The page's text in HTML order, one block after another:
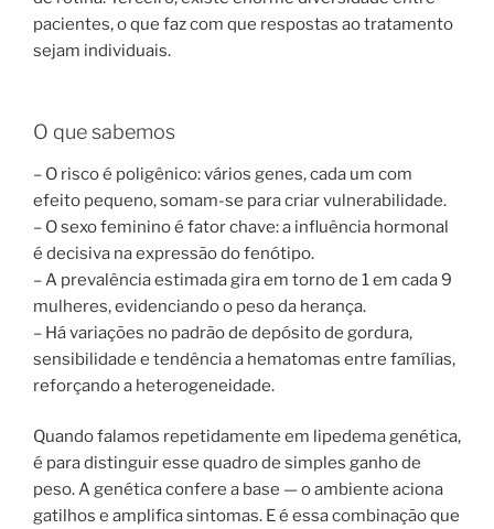
pacientes, o que faz com que respostas ao tratamento
sejam individuais.
O que sabemos
– O risco é poligênico: vários genes, cada um com
efeito pequeno, somam-se para criar vulnerabilidade.
– O sexo feminino é fator chave: a influência hormonal
é decisiva na expressão do fenótipo.
– A prevalência estimada gira em torno de 1 em cada 9
mulheres, evidenciando o peso da herança.
– Há variações no padrão de depósito de gordura,
sensibilidade e tendência a hematomas entre famílias,
reforçando a heterogeneidade.
Quando falamos repetidamente em lipedema genética,
é para distinguir esse quadro de simples ganho de
peso. A genética confere a base — o ambiente aciona
gatilhos e amplifica sintomas. E é essa combinação que